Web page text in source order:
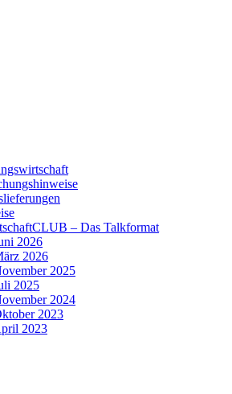
– Das Talkformat
2026
2026
2025
2025
2024
2023
2023